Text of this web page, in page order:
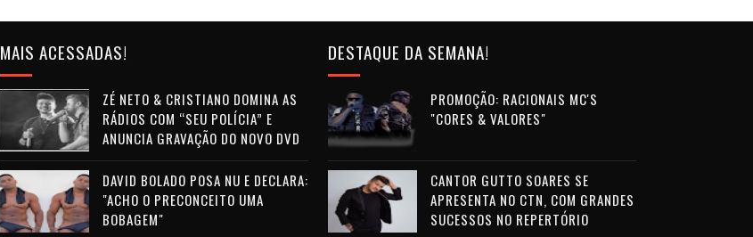
MAIS ACESSADAS!
ZÉ NETO & CRISTIANO DOMINA AS
RÁDIOS COM “SEU POLÍCIA” E
ANUNCIA GRAVAÇÃO DO NOVO DVD
DAVID BOLADO POSA NU E DECLARA:
"ACHO O PRECONCEITO UMA
BOBAGEM"
DESTAQUE DA SEMANA!
PROMOÇÃO: RACIONAIS MC'S
"CORES & VALORES"
CANTOR GUTTO SOARES SE
APRESENTA NO CTN, COM GRANDES
SUCESSOS NO REPERTÓRIO